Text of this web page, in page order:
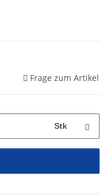
Frage zum Artikel
Stk